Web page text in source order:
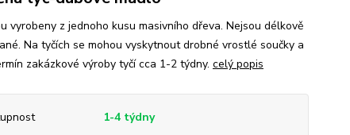
vyrobeny z jednoho kusu masivního dřeva. Nejsou délkově
Na tyčích se mohou vyskytnout drobné vrostlé součky a
zakázkové výroby tyčí cca 1-2 týdny. celý popis
1-4 týdny